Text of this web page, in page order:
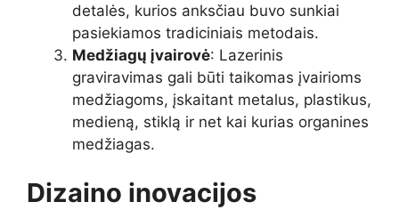
detalės, kurios anksčiau buvo sunkiai
pasiekiamos tradiciniais metodais.
Medžiagų įvairovė: Lazerinis
graviravimas gali būti taikomas įvairioms
medžiagoms, įskaitant metalus, plastikus,
medieną, stiklą ir net kai kurias organines
medžiagas.
Dizaino inovacijos